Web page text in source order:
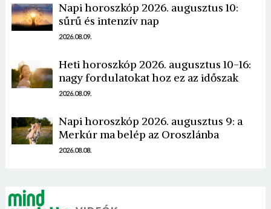
Napi horoszkóp 2026. augusztus 10:
sűrű és intenzív nap
2026.08.09.
Heti horoszkóp 2026. augusztus 10-16:
nagy fordulatokat hoz ez az időszak
2026.08.09.
Napi horoszkóp 2026. augusztus 9: a
Merkúr ma belép az Oroszlánba
2026.08.08.
Borsonline bejelentkezés
Jelszó